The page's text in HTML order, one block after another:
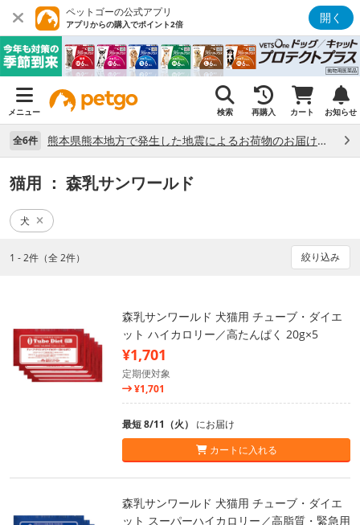
ペットゴーの公式アプリ
アプリからの購入でポイント2倍 開く
メニュー 検索 再購入 カート お知らせ
全6件 熊本県熊本地方で発生した地震によるお荷物のお届け状況について （7/28）
猫用 ： 森乳サンワールド
犬
1 - 2件（全 2件） 絞り込み
森乳サンワールド 犬猫用 チューブ・ダイエ
ット ハイカロリー／高たんぱく 20g×5
¥1,701
定期便対象
¥1,701
最短 8/11（火） にお届け
カートに入れる
森乳サンワールド 犬猫用 チューブ・ダイエ
ット スーパーハイカロリー／高脂質・緊急用